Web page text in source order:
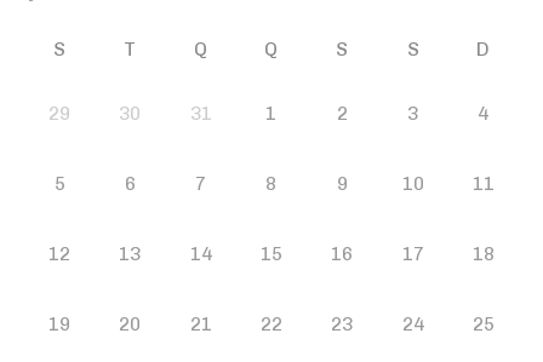
S T Q Q S S D
29 30 31 1 2 3 4
5 6 7 8 9 10 11
12 13 14 15 16 17 18
19 20 21 22 23 24 25